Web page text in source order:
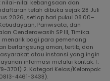
nilai-nilai kebangsaan dan
telah dibuka sejak 28 Juli
2026, setiap hari pukul 08.00–
Pariwisata, dan
Cenderawasih SP III, Timika.
bagi para pemenang
berlangsung aman, tertib, dan
atau instansi yang ingin
informasi melalui kontak: 1.
3701) 2. Kategori Kelas/Kelompok:
4461-3438).